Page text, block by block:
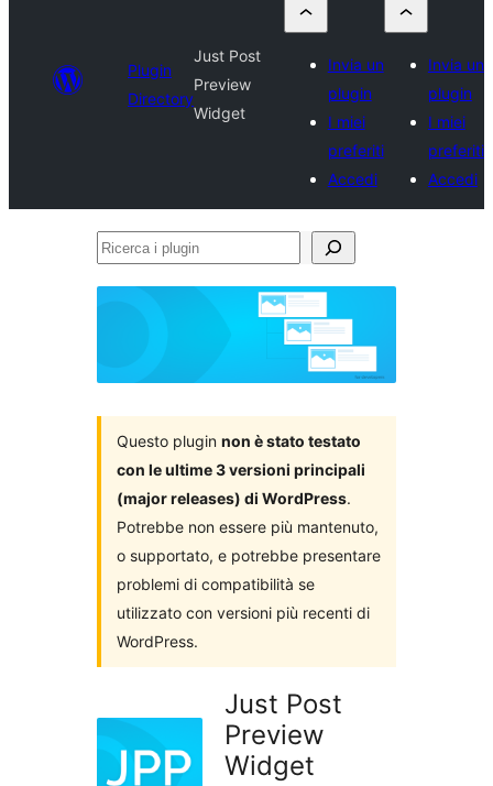
Plugin
Directory
Just Post
Preview
Widget
Invia un
plugin
I miei
preferiti
Accedi
Invia un
plugin
I miei
preferiti
Accedi
Ricerca
Questo plugin non è stato testato
con le ultime 3 versioni principali
(major releases) di WordPress.
Potrebbe non essere più mantenuto,
o supportato, e potrebbe presentare
problemi di compatibilità se
utilizzato con versioni più recenti di
WordPress.
Just Post
Preview
Widget